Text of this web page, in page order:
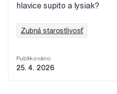
hlavice supito a lysiak?
Zubná starostlivosť
Publikováno
25. 4. 2026